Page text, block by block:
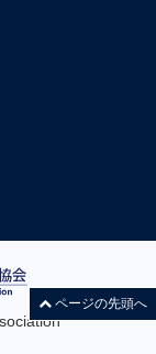
ページの先頭へ